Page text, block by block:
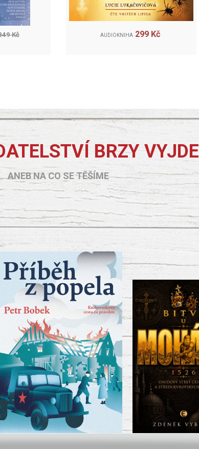
Kč AUDIOKNIHA 299 Kč
BRZY VYJDE
ANEB NA CO SE TĚŠÍME